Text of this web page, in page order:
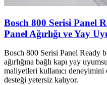
Bosch 800 Serisi Panel
Panel Ağırlığı ve Yay
Bosch 800 Serisi Panel Ready
ağırlığına bağlı kapı yay
maliyetleri kullanıcı
desteği yetersiz kalıyor.